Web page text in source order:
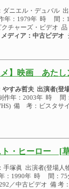
ニエル・デュバル 出
年：1979年 時 間：
クチャーズ・ビデオ
メディア：中古ビデオ
メ】映画 あたし
すみ哲夫 出演者(登
作年：2003年 時 間
備 考：ビスタサ
ト・ヒーロー [
塚眞 出演者(登場人
：1990年 時 間：75
／中古ビデオ 備 考